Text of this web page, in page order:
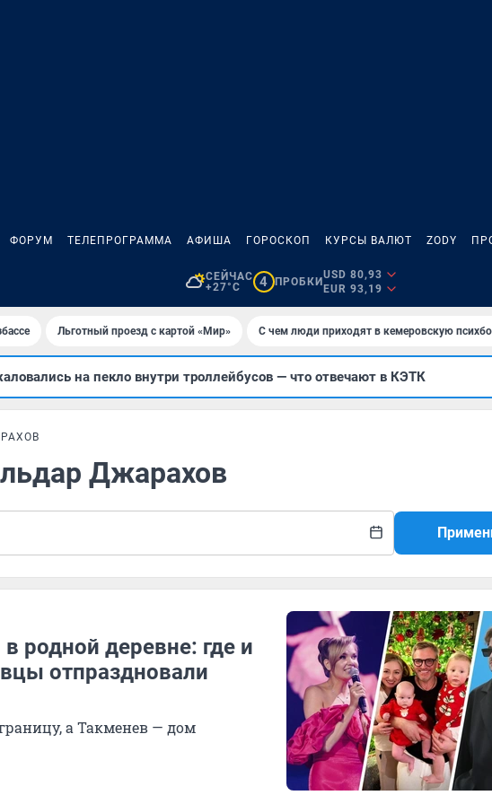
ФОРУМ ТЕЛЕПРОГРАММА АФИША ГОРОСКОП КУРСЫ ВАЛЮТ ZODY
СЕЙЧАС
+27°C
4 ПРОБКИ
USD 80,93
EUR 93,19
Льготный проезд с картой «Мир» С чем люди приходят в кемеровскую
на пекло внутри троллейбусов — что отвечают в КЭТК
Джарахов
родной деревне: где и
отпраздновали
а Такменев — дом